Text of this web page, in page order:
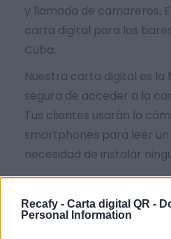
Recafy - Carta digital QR -
Personal Information
y llamada de camareros.
carta digital para los
Cuba.
Nuestra carta digital es la
segura de acceder a la
Tus clientes usarán la
smartphones para leer un
necesidad de instalar
Sí estás pensando en
restaurante y quieres un
allá de un simple pdf,